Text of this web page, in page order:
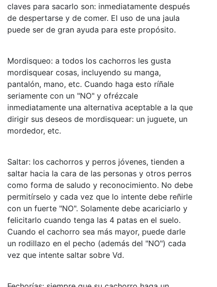
claves para sacarlo son: inmediatamente después
de despertarse y de comer. El uso de una jaula
puede ser de gran ayuda para este propósito.
Mordisqueo: a todos los cachorros les gusta
mordisquear cosas, incluyendo su manga,
pantalón, mano, etc. Cuando haga esto ríñale
seriamente con un "NO" y ofrézcale
inmediatamente una alternativa aceptable a la que
dirigir sus deseos de mordisquear: un juguete, un
mordedor, etc.
Saltar: los cachorros y perros jóvenes, tienden a
saltar hacia la cara de las personas y otros perros
como forma de saludo y reconocimiento. No debe
permitírselo y cada vez que lo intente debe reñirle
con un fuerte "NO". Solamente debe acariciarlo y
felicitarlo cuando tenga las 4 patas en el suelo.
Cuando el cachorro sea más mayor, puede darle
un rodillazo en el pecho (además del "NO") cada
vez que intente saltar sobre Vd.